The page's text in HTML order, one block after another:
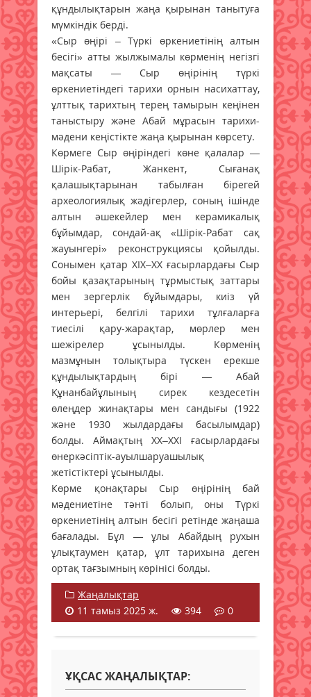
құндылықтарын жаңа қырынан танытуға
мүмкіндік берді.
«Сыр өңірі – Түркі өркениетінің алтын
бесігі» атты жылжымалы көрменің негізгі
мақсаты — Сыр өңірінің түркі
өркениетіндегі тарихи орнын насихаттау,
ұлттық тарихтың терең тамырын кеңінен
таныстыру және Абай мұрасын тарихи-
мәдени кеңістікте жаңа қырынан көрсету.
Көрмеге Сыр өңіріндегі көне қалалар —
Шірік-Рабат, Жанкент, Сығанақ
қалашықтарынан табылған бірегей
археологиялық жәдігерлер, соның ішінде
алтын әшекейлер мен керамикалық
бұйымдар, сондай-ақ «Шірік-Рабат сақ
жауынгері» реконструкциясы қойылды.
Сонымен қатар ХІХ–ХХ ғасырлардағы Сыр
бойы қазақтарының тұрмыстық заттары
мен зергерлік бұйымдары, киіз үй
интерьері, белгілі тарихи тұлғаларға
тиесілі қару-жарақтар, мөрлер мен
шежірелер ұсынылды. Көрменің
мазмұнын толықтыра түскен ерекше
құндылықтардың бірі — Абай
Құнанбайұлының сирек кездесетін
өлеңдер жинақтары мен сандығы (1922
және 1930 жылдардағы басылымдар)
болды. Аймақтың ХХ–ХХІ ғасырлардағы
өнеркәсіптік-ауылшаруашылық
жетістіктері ұсынылды.
Көрме қонақтары Сыр өңірінің бай
мәдениетіне тәнті болып, оны Түркі
өркениетінің алтын бесігі ретінде жаңаша
бағалады. Бұл — ұлы Абайдың рухын
ұлықтаумен қатар, ұлт тарихына деген
ортақ тағзымның көрінісі болды.
Жаңалықтар
11 тамыз 2025 ж.
394 0
ҰҚСАС ЖАҢАЛЫҚТАР: